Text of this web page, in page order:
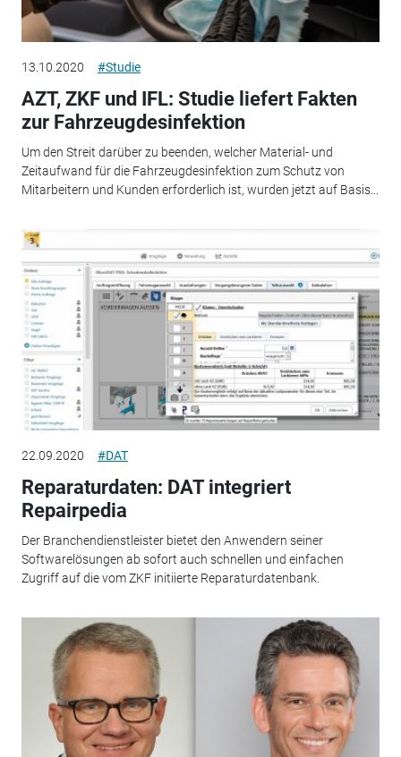
13.10.2020 #Studie
AZT, ZKF und IFL: Studie liefert Fakten
zur Fahrzeugdesinfektion
Um den Streit darüber zu beenden, welcher Material- und
Zeitaufwand für die Fahrzeugdesinfektion zum Schutz von
Mitarbeitern und Kunden erforderlich ist, wurden jetzt auf Basis...
22.09.2020 #DAT
Reparaturdaten: DAT integriert
Repairpedia
Der Branchendienstleister bietet den Anwendern seiner
Softwarelösungen ab sofort auch schnellen und einfachen
Zugriff auf die vom ZKF initiierte Reparaturdatenbank.